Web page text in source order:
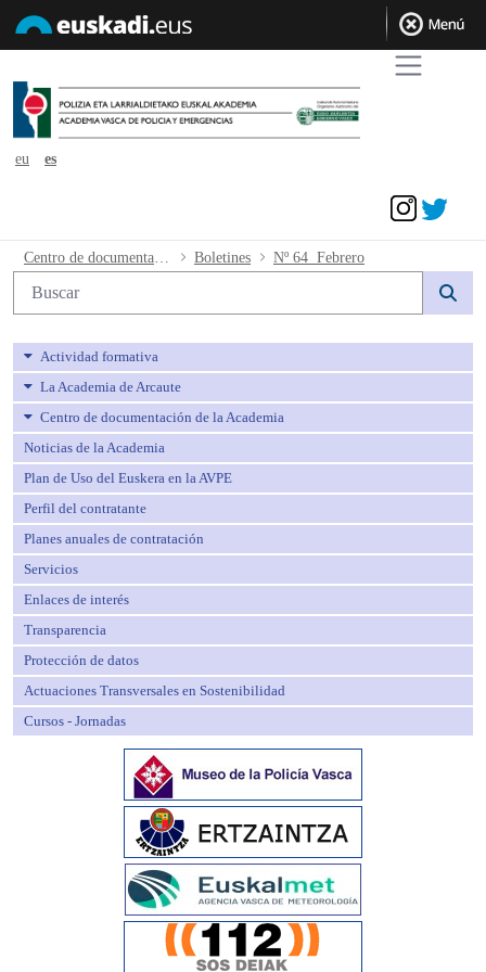
eu
es
Nº 64 Febrero - avpe
Boletines Nº 64 Febrero
Búsqueda web
Actividad formativa
La Academia de Arcaute
Centro de documentación de la Academia
Noticias de la Academia
Plan de Uso del Euskera en la AVPE
Perfil del contratante
Planes anuales de contratación
Servicios
Enlaces de interés
Transparencia
Protección de datos
Actuaciones Transversales en Sostenibilidad
Cursos - Jornadas